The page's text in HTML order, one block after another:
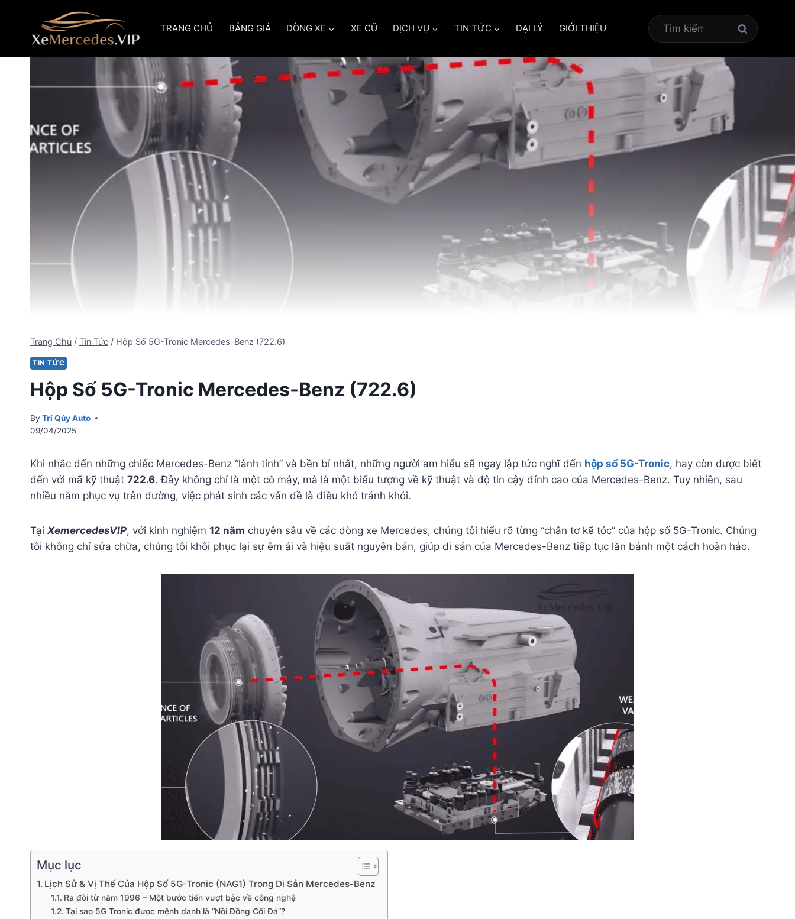
content
TRANG CHỦ BẢNG GIÁ DÒNG XE XE CŨ DỊCH VỤ TIN TỨC ĐẠI LÝ GIỚI THIỆU
Tìm
kiếm
cho:
Trang Chủ / Tin Tức / Hộp Số 5G-Tronic Mercedes-Benz (722.6)
TIN TỨC
Hộp Số 5G-Tronic Mercedes-Benz (722.6)
By Trí Qúy Auto
09/04/2025
Khi nhắc đến những chiếc Mercedes-Benz “lành tính” và bền bỉ nhất, những người am hiểu sẽ ngay lập tức nghĩ đến hộp số 5G-Tronic, hay còn được biết
đến với mã kỹ thuật 722.6. Đây không chỉ là một cỗ máy, mà là một biểu tượng về kỹ thuật và độ tin cậy đỉnh cao của Mercedes-Benz. Tuy nhiên, sau
nhiều năm phục vụ trên đường, việc phát sinh các vấn đề là điều khó tránh khỏi.
Tại XemercedesVIP, với kinh nghiệm 12 năm chuyên sâu về các dòng xe Mercedes, chúng tôi hiểu rõ từng “chân tơ kẽ tóc” của hộp số 5G-Tronic. Chúng
tôi không chỉ sửa chữa, chúng tôi khôi phục lại sự êm ái và hiệu suất nguyên bản, giúp di sản của Mercedes-Benz tiếp tục lăn bánh một cách hoàn hảo.
Mục lục
Lịch Sử & Vị Thế Của Hộp Số 5G-Tronic (NAG1) Trong Di Sản Mercedes-Benz
Ra đời từ năm 1996 – Một bước tiến vượt bậc về công nghệ
Tại sao 5G Tronic được mệnh danh là “Nồi Đồng Cối Đá”?